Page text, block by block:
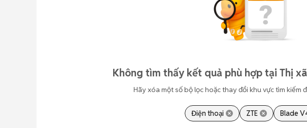
Không tìm thấy kết quả phù hợp tại Thị
Hãy xóa một số bộ lọc hoặc thay đổi khu vực tìm kiếm
Điện thoại ZTE Blade